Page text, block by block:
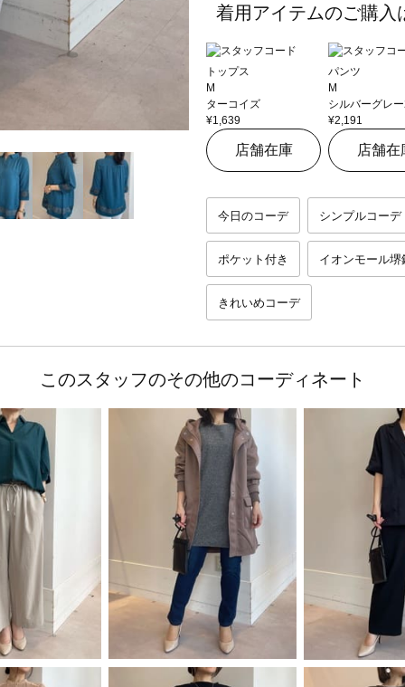
着用アイテムのご購入
トップス
M
ターコイズ
¥1,639
店舗在庫
パンツ
M
シルバーグレ
¥2,191
店舗在
今日のコーデ シンプルコーデ
ポケット付き イオンモール堺
きれいめコーデ
このスタッフのその他のコーディネート